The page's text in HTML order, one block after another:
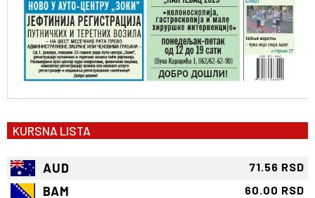
KURSNA LISTA
AUD 71.56 RSD
BAM 60.00 RSD